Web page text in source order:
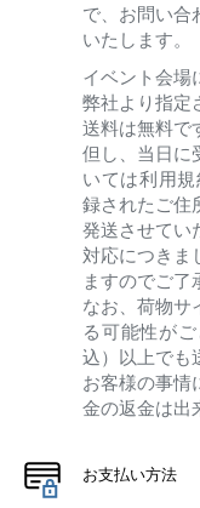
で、お問い合
いたします。
イベント会場
弊社より指定
送料は無料で
但し、当日に
いては利用
録されたご住
発送させてい
対応につきま
ますのでご了
なお、荷物サ
る可能性が
込）以上でも
お客様の事情
金の返金は出
お支払い方法